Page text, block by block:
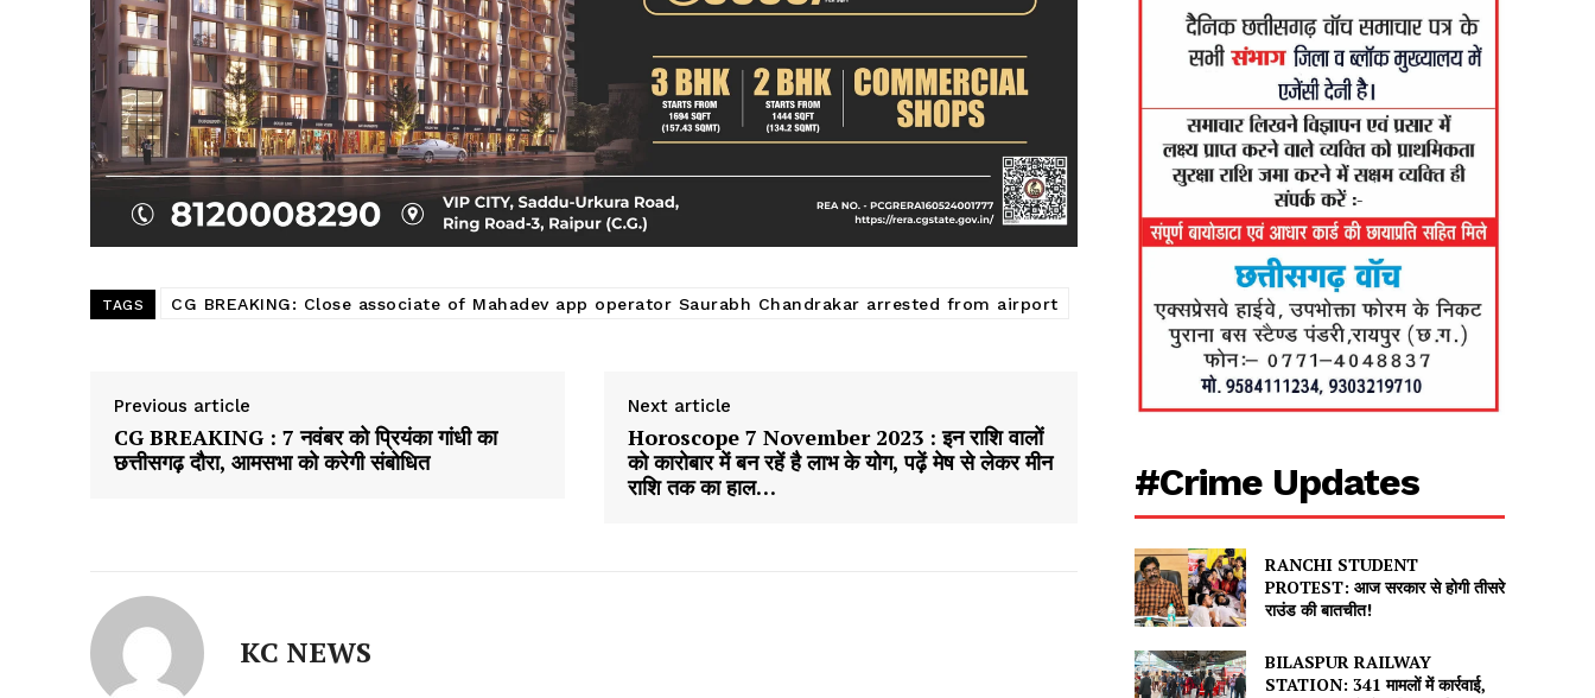
TAGS CG BREAKING: Close associate of Mahadev app operator Saurabh Chandrakar arrested from airport
Previous article
CG BREAKING : 7 नवंबर को प्रियंका गांधी का
छत्तीसगढ़ दौरा, आमसभा को करेगी संबोधित
Next article
Horoscope 7 November 2023 : इन राशि वालों
को कारोबार में बन रहें है लाभ के योग, पढ़ें मेष से लेकर मीन
राशि तक का हाल…
KC NEWS
#Crime Updates
RANCHI STUDENT
PROTEST: आज सरकार से होगी तीसरे
राउंड की बातचीत!
BILASPUR RAILWAY
STATION: 341 मामलों में कार्रवाई,